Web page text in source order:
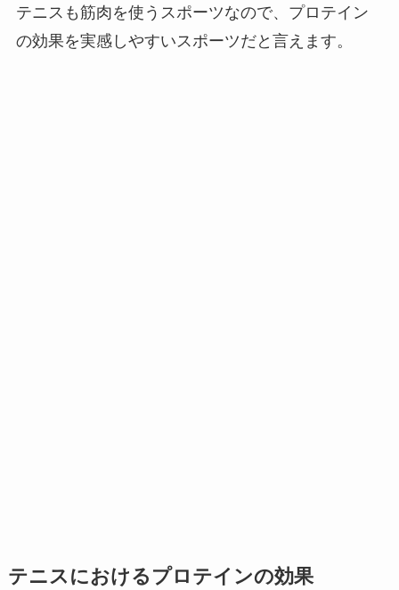
テニスも筋肉を使うスポーツなので、プロテイン
の効果を実感しやすいスポーツだと言えます。
テニスにおけるプロテインの効果